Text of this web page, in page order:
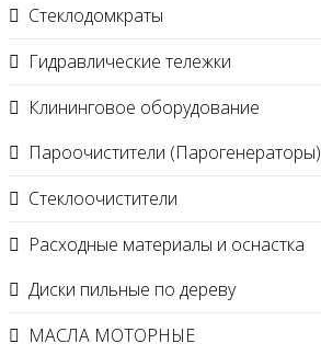
Стеклодомкраты
Гидравлические тележки
Клининговое оборудование
Пароочистители (Парогенераторы)
Стеклоочистители
Расходные материалы и оснастка
Диски пильные по дереву
МАСЛА МОТОРНЫЕ